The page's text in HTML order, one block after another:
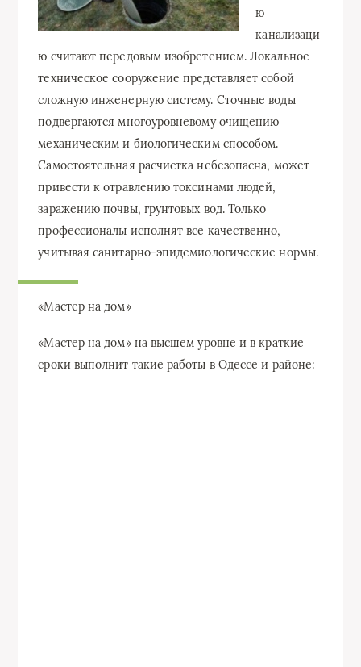
ю
канализаци
ю считают передовым изобретением. Локальное
техническое сооружение представляет собой
сложную инженерную систему. Сточные воды
подвергаются многоуровневому очищению
механическим и биологическим способом.
Самостоятельная расчистка небезопасна, может
привести к отравлению токсинами людей,
заражению почвы, грунтовых вод. Только
профессионалы исполнят все качественно,
учитывая санитарно-эпидемиологические нормы.
«Мастер на дом»
«Мастер на дом» на высшем уровне и в краткие
сроки выполнит такие работы в Одессе и районе: